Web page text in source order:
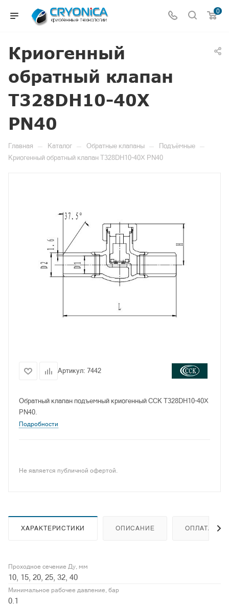
0
Криогенный
обратный клапан
T328DH10-40X
PN40
Главная — Каталог — Обратные клапаны — Подъёмные —
Криогенный обратный клапан T328DH10-40X PN40
Артикул: 7442
Обратный клапан подъемный криогенный CCK T328DH10-40X
PN40.
Подробности
Не является публичной офертой.
ХАРАКТЕРИСТИКИ ОПИСАНИЕ ОПЛАТА
Проходное сечение Ду, мм
10, 15, 20, 25, 32, 40
Минимальное рабочее давление, бар
0.1